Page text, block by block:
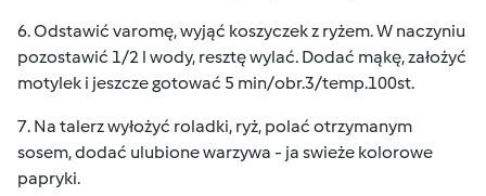
6. Odstawić varomę, wyjąć koszyczek z ryżem. W naczyniu
pozostawić 1/2 l wody, resztę wylać. Dodać mąkę, założyć
motylek i jeszcze gotować 5 min/obr.3/temp.100st.
7. Na talerz wyłożyć roladki, ryż, polać otrzymanym
sosem, dodać ulubione warzywa - ja swieże kolorowe
papryki.